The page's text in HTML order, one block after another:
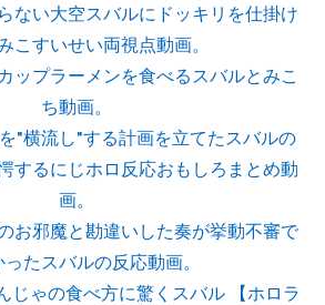
ない大空スバルにドッキリを仕掛け
こすいせい両視点動画。
ップラーメンを食べるスバルとみこ
ち動画。
"横流し"する計画を立てたスバルの
するにじホロ反応おもしろまとめ動
画。
お邪魔と勘違いした奏が挙動不審で
たスバルの反応動画。
じゃの食べ方に驚くスバル 【ホロラ